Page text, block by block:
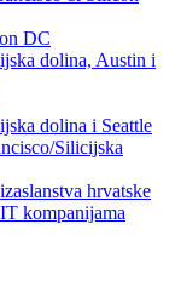
DC
dolina, Austin i
dolina i Seattle
Silicijska
hrvatske
kompanijama